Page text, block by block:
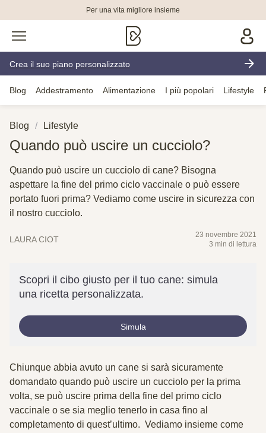
Per una vita migliore insieme
Crea il suo piano personalizzato
Blog Addestramento Alimentazione I più popolari Lifestyle
Blog Lifestyle
Quando può uscire un cucciolo?
Quando può uscire un cucciolo di cane? Bisogna
aspettare la fine del primo ciclo vaccinale o può essere
portato fuori prima? Vediamo come uscire in sicurezza con
il nostro cucciolo.
LAURA CIOT
23 novembre 2021
3 min di lettura
Scopri il cibo giusto per il tuo cane: simula
una ricetta personalizzata.
Simula
Chiunque abbia avuto un cane si sarà sicuramente
domandato quando può uscire un cucciolo per la prima
volta, se può uscire prima della fine del primo ciclo
vaccinale o se sia meglio tenerlo in casa fino al
completamento di quest’ultimo. Vediamo insieme come